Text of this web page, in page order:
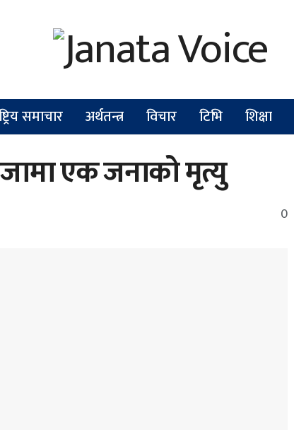
समाचार अर्थतन्त्र विचार टिभि शिक्षा
एक जनाको मृत्यु
0